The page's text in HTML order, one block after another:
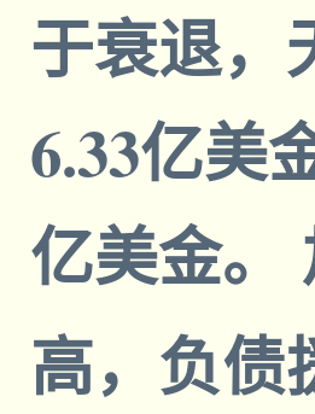
于衰退，
6.33亿美
亿美金。
高，负